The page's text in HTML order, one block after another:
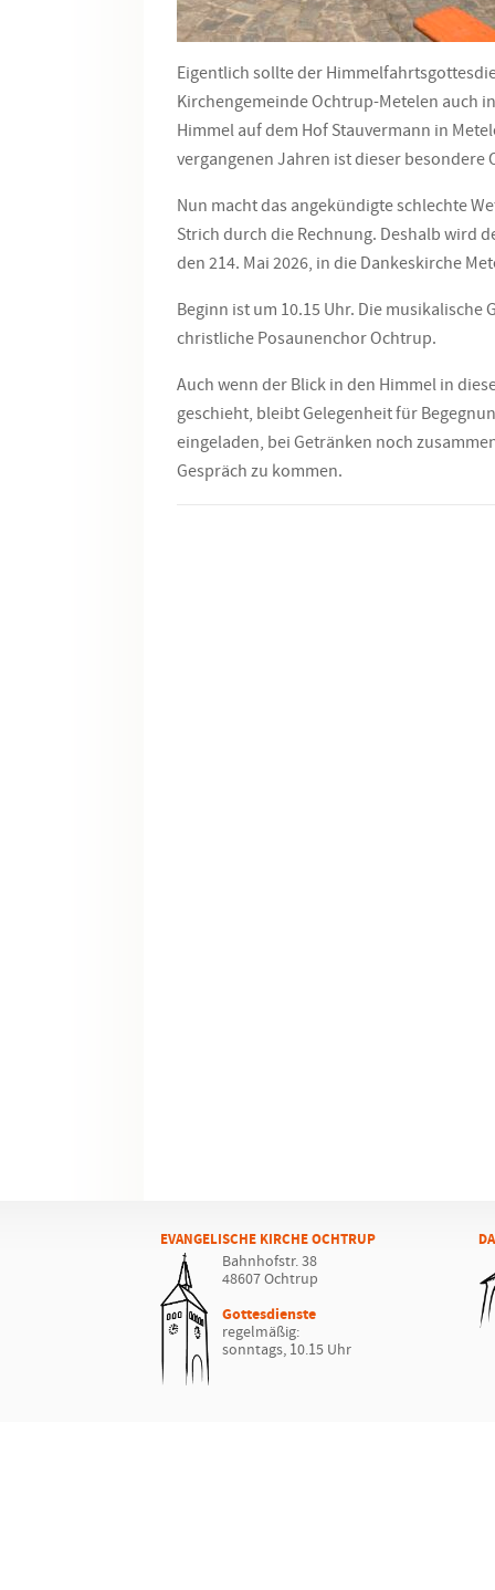
Eigentlich sollte der
Kirchengemeinde Ochtrup-Metelen auch
Himmel auf dem Hof Stauvermann in
vergangenen Jahren ist dieser besondere
Nun macht das angekündigte schlechte
Strich durch die Rechnung. Deshalb wird
den 214. Mai 2026, in die Dankeskirche
Beginn ist um 10.15 Uhr. Die
christliche Posaunenchor Ochtrup.
Auch wenn der Blick in den Himmel in
geschieht, bleibt Gelegenheit für
eingeladen, bei Getränken noch
Gespräch zu kommen.
EVANGELISCHE KIRCHE OCHTRUP
Bahnhofstr. 38
48607 Ochtrup
Gottesdienste
regelmäßig:
sonntags, 10.15 Uhr